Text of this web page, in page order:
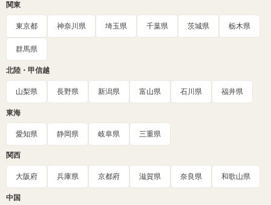
関東
東京都 神奈川県 埼玉県 千葉県 茨城県 栃木県
群馬県
北陸・甲信越
山梨県 長野県 新潟県 富山県 石川県 福井県
東海
愛知県 静岡県 岐阜県 三重県
関西
大阪府 兵庫県 京都府 滋賀県 奈良県 和歌山県
中国